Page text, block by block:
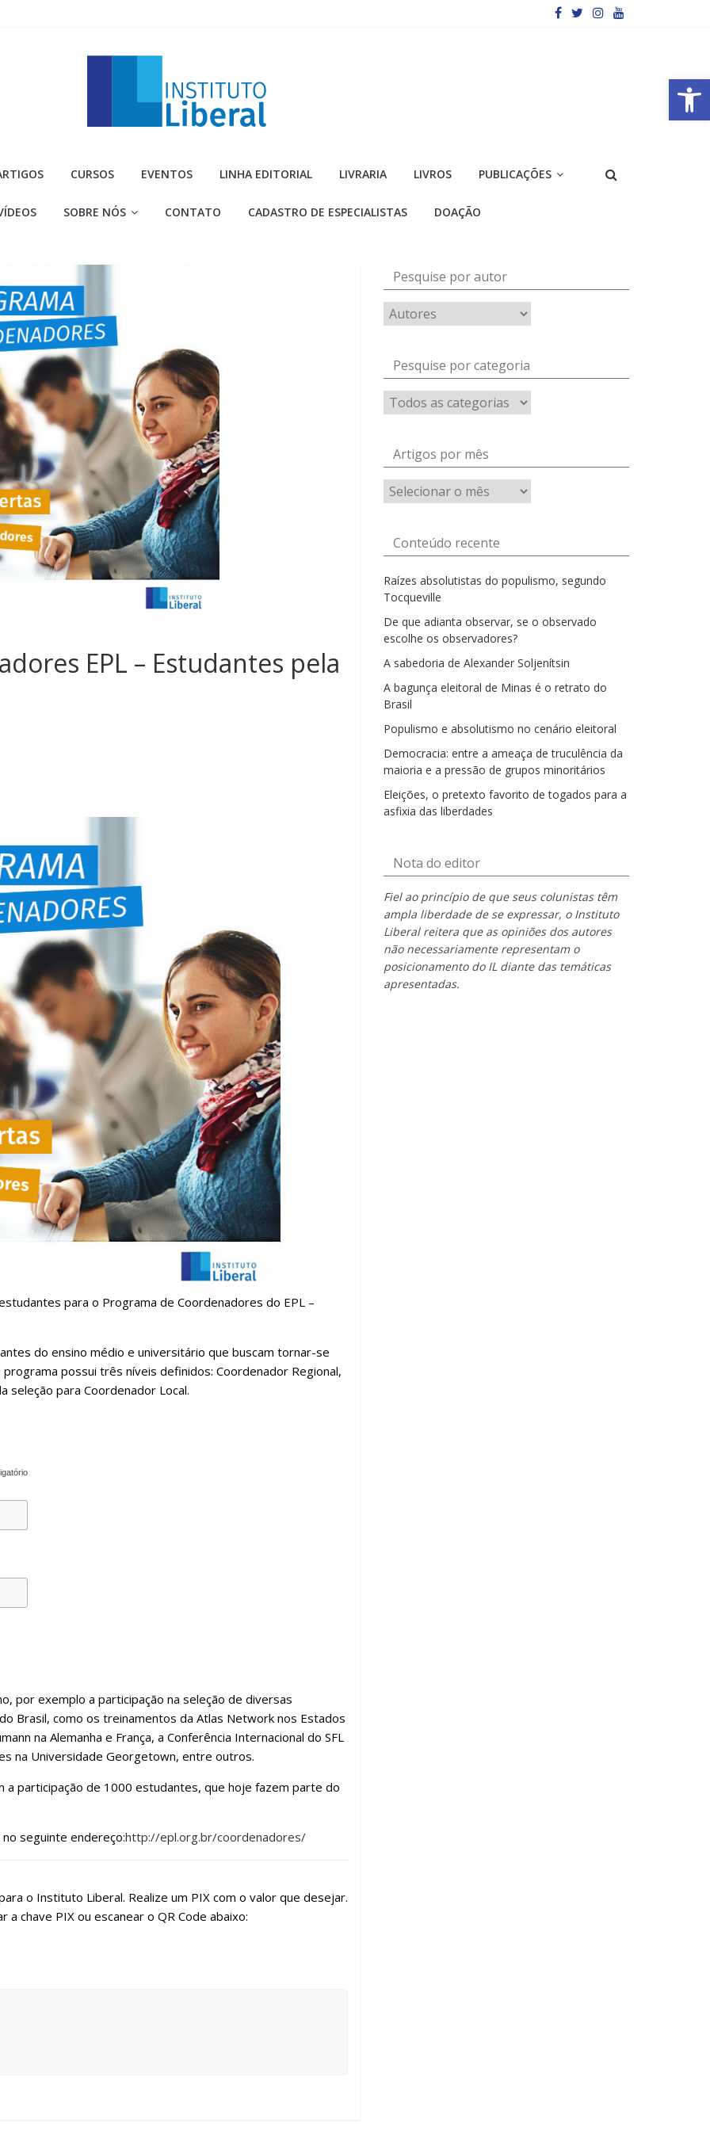
Barra de Ferramentas Aberta
Liberal
parte
mais
importante
da
sociedade.
CURSOS EVENTOS LINHA EDITORIAL LIVRARIA LIVROS PUBLICAÇÕES
SOBRE NÓS CONTATO CADASTRO DE ESPECIALISTAS DOAÇÃO
EPL – Estudantes pela
para o Programa de Coordenadores do EPL –
do ensino médio e universitário que buscam tornar-se
possui três níveis definidos: Coordenador Regional,
seleção para Coordenador Local.
por exemplo a participação na seleção de diversas
Brasil, como os treinamentos da Atlas Network nos Estados
na Alemanha e França, a Conferência Internacional do SFL
na Universidade Georgetown, entre outros.
a participação de 1000 estudantes, que hoje fazem parte do
seguinte endereço:http://epl.org.br/coordenadores/
o Instituto Liberal. Realize um PIX com o valor que desejar.
a chave PIX ou escanear o QR Code abaixo:
Pesquise por autor
Pesquise por categoria
Artigos por mês
Artigos
por
Conteúdo recente
Raízes absolutistas do populismo, segundo
Tocqueville
De que adianta observar, se o observado
escolhe os observadores?
A sabedoria de Alexander Soljenítsin
A bagunça eleitoral de Minas é o retrato do
Brasil
Populismo e absolutismo no cenário eleitoral
Democracia: entre a ameaça de truculência da
maioria e a pressão de grupos minoritários
Eleições, o pretexto favorito de togados para a
asfixia das liberdades
Nota do editor
Fiel ao princípio de que seus colunistas têm
ampla liberdade de se expressar, o Instituto
Liberal reitera que as opiniões dos autores
não necessariamente representam o
posicionamento do IL diante das temáticas
apresentadas.